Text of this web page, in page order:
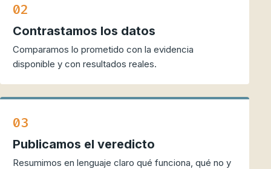
02
Contrastamos los datos
Comparamos lo prometido con la evidencia
disponible y con resultados reales.
03
Publicamos el veredicto
Resumimos en lenguaje claro qué funciona, qué no y